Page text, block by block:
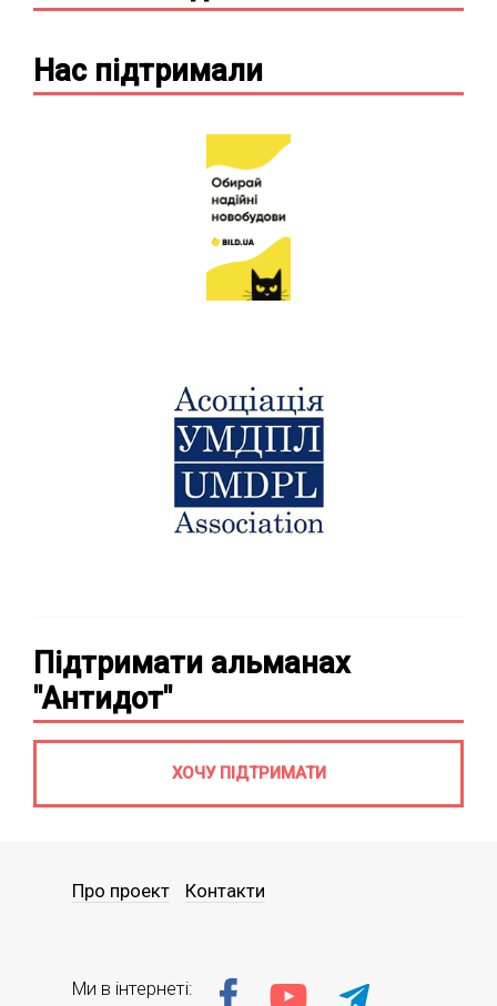
Нас підтримали
Підтримати альманах
"Антидот"
ХОЧУ ПІДТРИМАТИ
Про проект Контакти
Ми в інтернеті: